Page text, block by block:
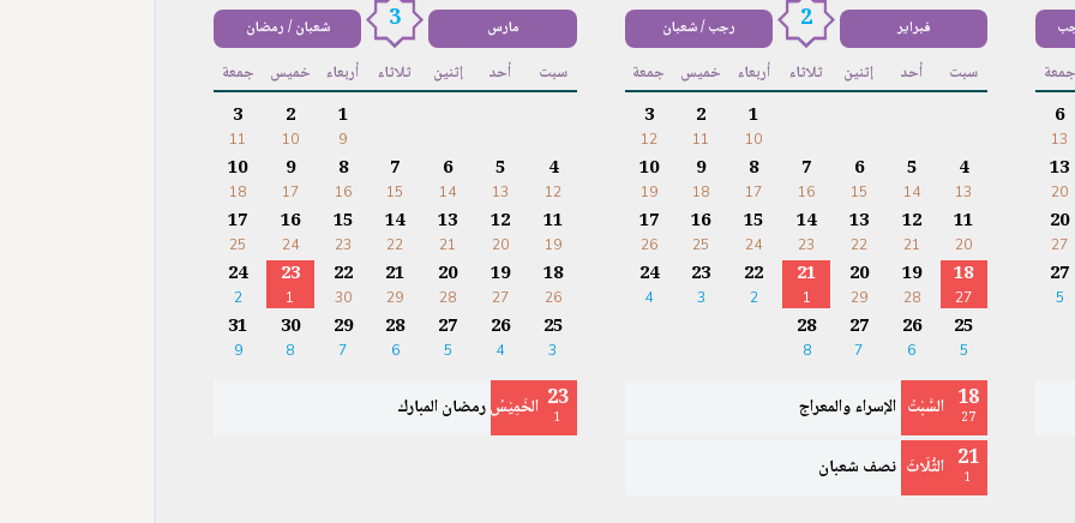
جمعة
6
13
13
20
20
27
27
5
فبراير 2 رجب / شعبان
سبت أحد إثنين ثلاثاء أربعاء خميس جمعة
1
10
2
11
3
12
4
13
5
14
6
15
7
16
8
17
9
18
10
19
11
20
12
21
13
22
14
23
15
24
16
25
17
26
18
27
19
28
20
29
21
1
22
2
23
3
24
4
25
5
26
6
27
7
28
8
18
27 السَّبْتُ الإسراء والمعراج
21
1 الثُّلَاثَ نصف شعبان
مارس 3 شعبان / رمضان
سبت أحد إثنين ثلاثاء أربعاء خميس جمعة
1
9
2
10
3
11
4
12
5
13
6
14
7
15
8
16
9
17
10
18
11
19
12
20
13
21
14
22
15
23
16
24
17
25
18
26
19
27
20
28
21
29
22
30
23
1
24
2
25
3
26
4
27
5
28
6
29
7
30
8
31
9
23
1 الخَمِيْسُرمضان المبارك